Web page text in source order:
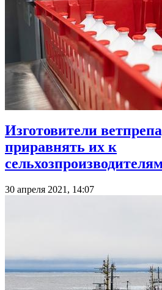
Изготовители
приравнять их к
30 апреля 2021, 14:07